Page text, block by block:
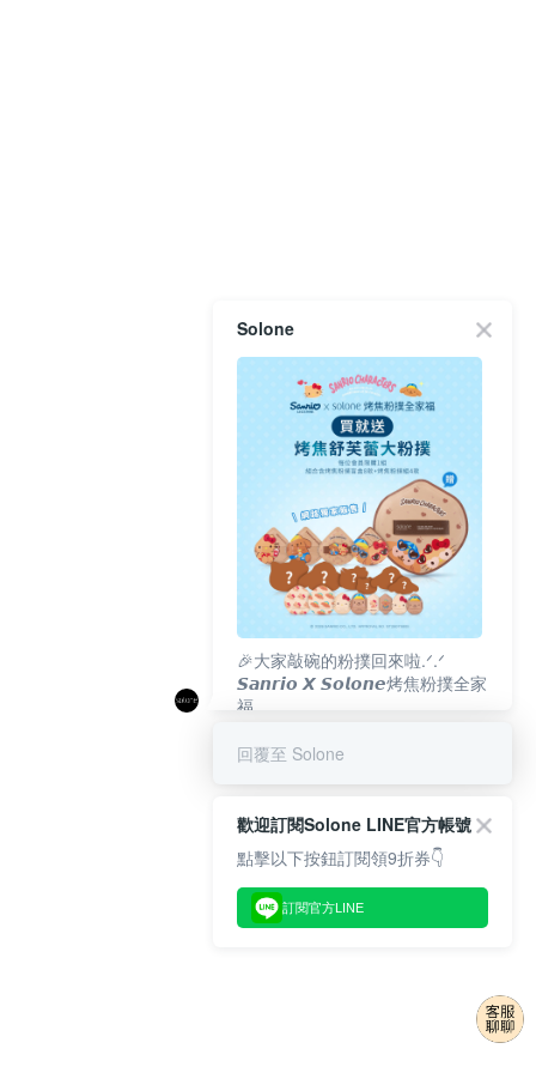
Solone
🎉大家敲碗的粉撲回來啦.ᐟ‪‪.ᐟ
𝙎𝙖𝙣𝙧𝙞𝙤 𝙓 𝙎𝙤𝙡𝙤𝙣𝙚烤焦粉撲全家
福
回覆至 Solone
歡迎訂閱Solone LINE官方帳號
點擊以下按鈕訂閱領9折券👇
訂閱官方LINE